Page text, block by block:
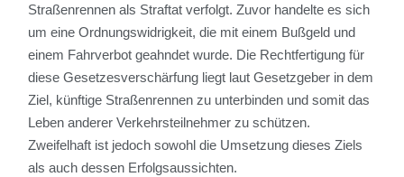
Straßenrennen als Straftat verfolgt. Zuvor handelte es sich
um eine Ordnungswidrigkeit, die mit einem Bußgeld und
einem Fahrverbot geahndet wurde. Die Rechtfertigung für
diese Gesetzesverschärfung liegt laut Gesetzgeber in dem
Ziel, künftige Straßenrennen zu unterbinden und somit das
Leben anderer Verkehrsteilnehmer zu schützen.
Zweifelhaft ist jedoch sowohl die Umsetzung dieses Ziels
als auch dessen Erfolgsaussichten.